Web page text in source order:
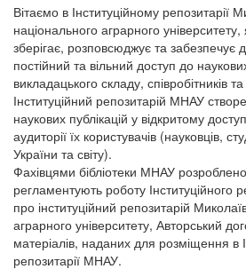
Вітаємо в Інституційному репозитарії
національного аграрного
зберігає, розповсюджує та забезпечує
постійний та вільний доступ до
викладацького складу, співробітників
Інституційний репозитарій МНАУ
наукових публікацій у відкритому
аудиторії їх користувачів (науковців,
України та світу).
Фахівцями бібліотеки МНАУ
регламентують роботу Інституційного
про інституційний репозитарій
аграрного університету, Авторський
матеріалів, наданих для розміщення в
репозитарії МНАУ.